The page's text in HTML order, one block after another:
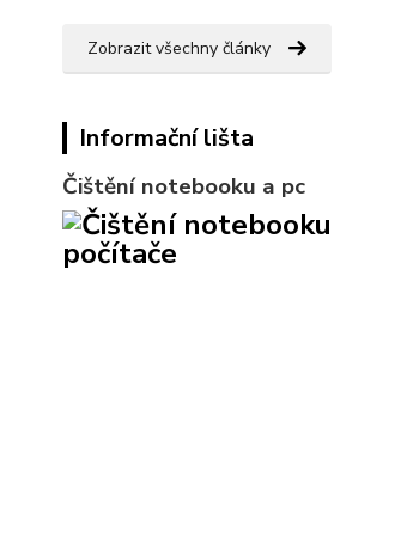
Zobrazit všechny články
Informační lišta
Čištění notebooku a pc